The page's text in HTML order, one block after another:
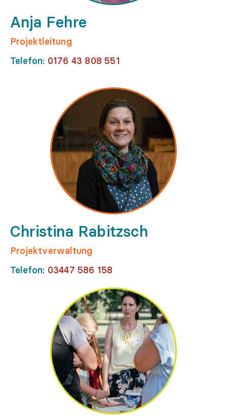
Anja Fehre
Projektleitung
Telefon: 0176 43 808 551
Christina Rabitzsch
Projektverwaltung
Telefon: 03447 586 158